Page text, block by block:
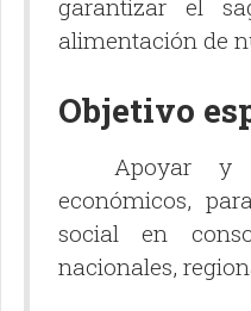
garantizar el
alimentación de
Objetivo
Apoyar y
económicos,
social en
nacionales,